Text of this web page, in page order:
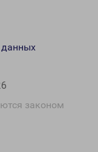
законом
данных